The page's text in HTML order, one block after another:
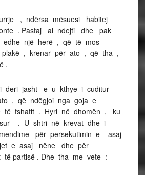
, ndërsa mësuesi habitej
. Pastaj ai ndejti dhe pak
një herë , që të mos
, krenar për ato , që tha ,
.
deri jasht e u kthye i cuditur
, që ndëgjoi nga goja e
të fshatit . Hyri në dhomën , ku
. U shtri në krevat dhe i
për persekutimin e asaj
e asaj nëne dhe për
partisë . Dhe tha me vete :